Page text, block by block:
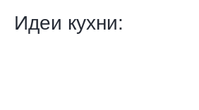
Идеи кухни: